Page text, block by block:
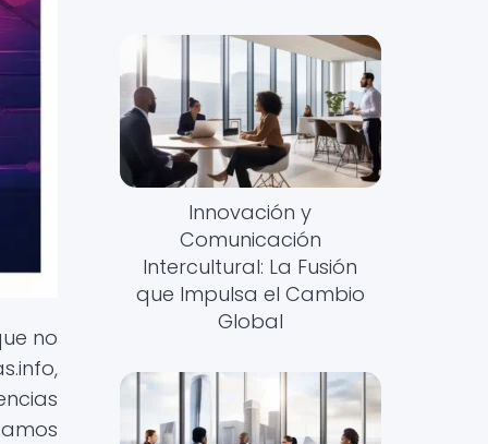
no
Innovación y
Comunicación
Intercultural: La Fusión
que Impulsa el Cambio
Global